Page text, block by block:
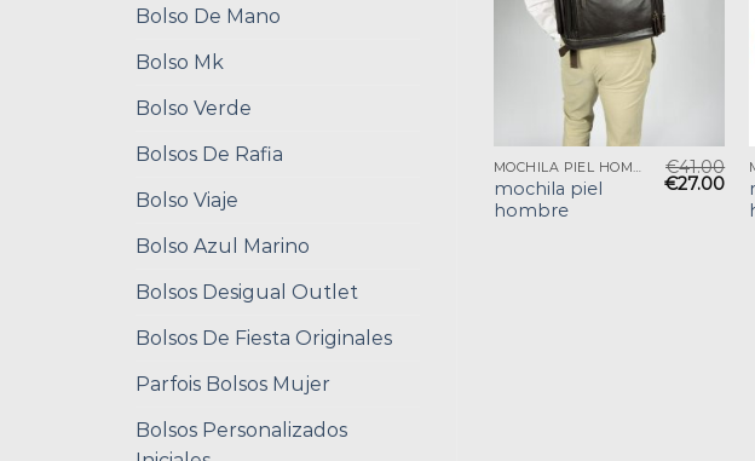
Bolso De Mano
Bolso Mk
Bolso Verde
Bolsos De Rafia
Bolso Viaje
Bolso Azul Marino
Bolsos Desigual Outlet
Bolsos De Fiesta Originales
Parfois Bolsos Mujer
Bolsos Personalizados
mochila piel
hombre
€41.00
€27.00